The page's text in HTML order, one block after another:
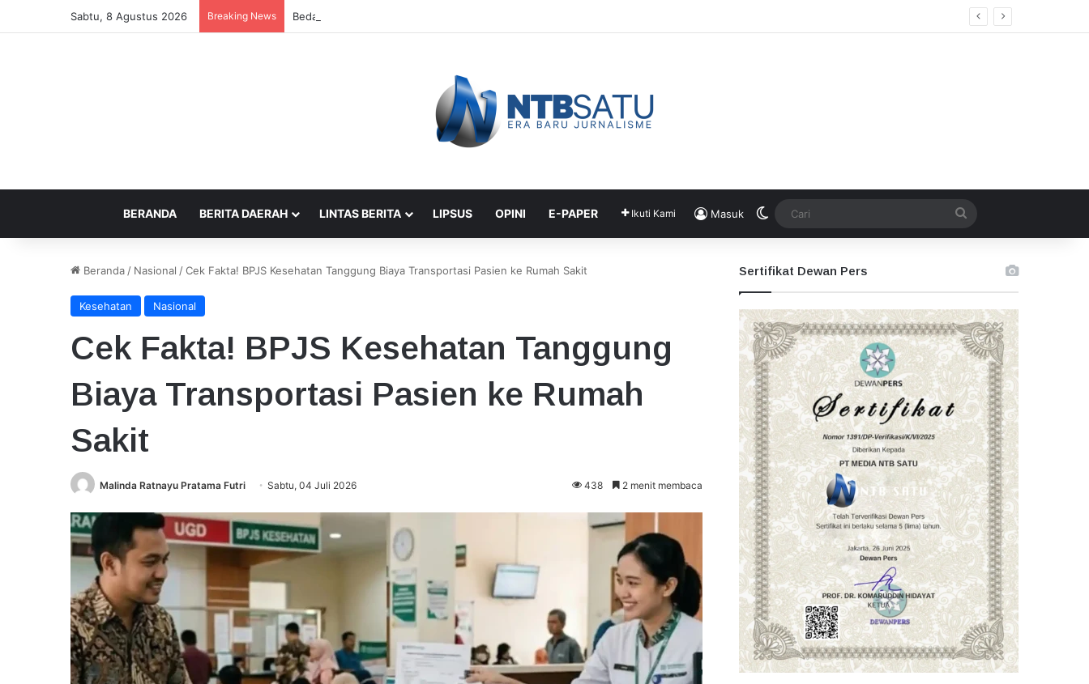
Sabtu, 8 Agustus 2026 Breaking News Beda Tempat Penahanan Didik dan Malaungi, Kejari Bima: Alasan Keamanan
BERANDA BERITA DAERAH LINTAS BERITA LIPSUS OPINI E-PAPER Ikuti Kami Masuk Switch skin
Beranda / Nasional /Cek Fakta! BPJS Kesehatan Tanggung Biaya Transportasi Pasien ke Rumah Sakit
Kesehatan Nasional
Cek Fakta! BPJS Kesehatan Tanggung
Biaya Transportasi Pasien ke Rumah
Sakit
Malinda Ratnayu Pratama Futri Sabtu, 04 Juli 2026 438 2 menit membaca
Sertifikat Dewan Pers